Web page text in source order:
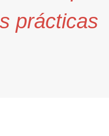
prácticas